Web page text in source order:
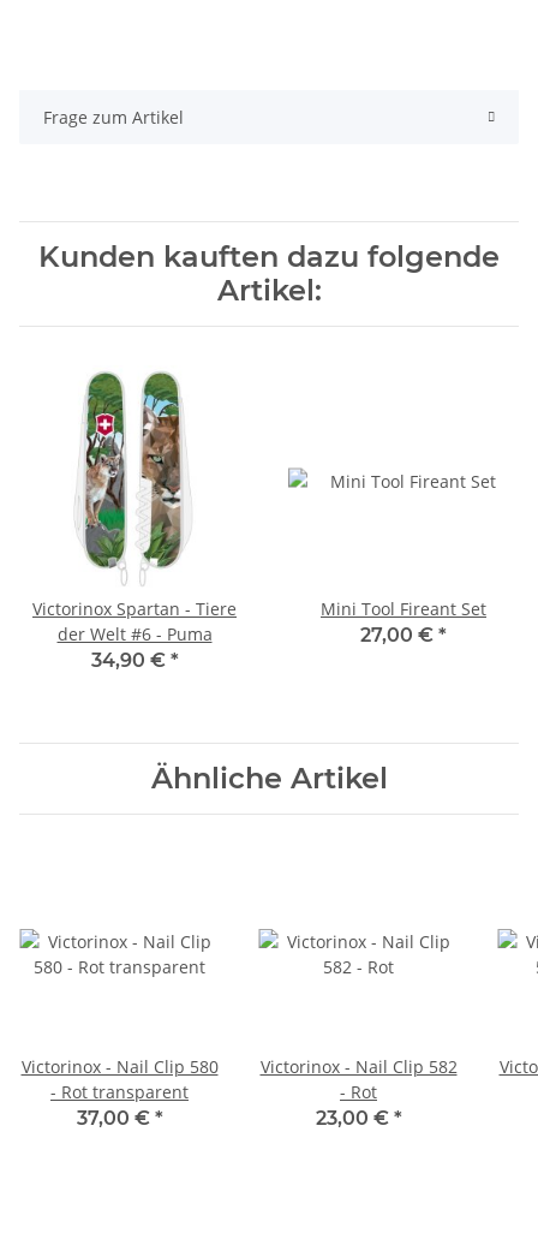
Frage zum Artikel
Kunden kauften dazu folgende
Artikel:
Victorinox Spartan - Tiere
der Welt #6 - Puma
34,90 € *
Mini Tool Fireant Set
27,00 € *
Ähnliche Artikel
Victorinox - Nail Clip 580
- Rot transparent
37,00 € *
Victorinox - Nail Clip 582
- Rot
23,00 € *